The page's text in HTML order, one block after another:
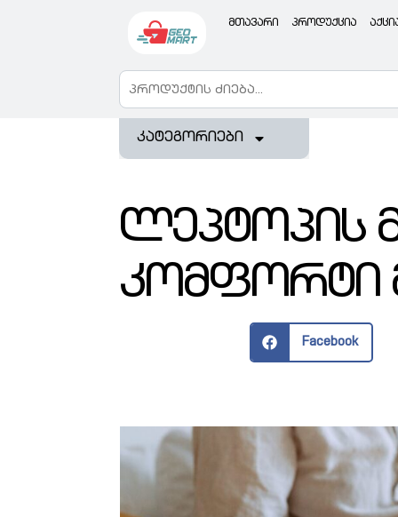
მთავარი პროდუქცია
კატეგორიები
ლეპტოპის
კომფორტი
Facebook